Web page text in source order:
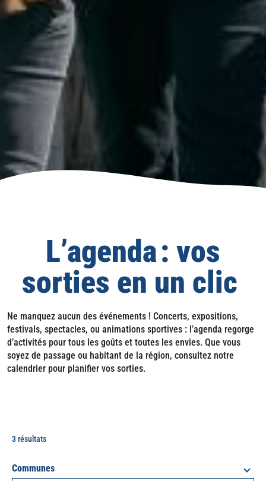
L’agenda : vos
sorties en un clic
Ne manquez aucun des événements ! Concerts, expositions,
festivals, spectacles, ou animations sportives : l’agenda regorge
d’activités pour tous les goûts et toutes les envies. Que vous
soyez de passage ou habitant de la région, consultez notre
calendrier pour planifier vos sorties.
Communes
3 résultats